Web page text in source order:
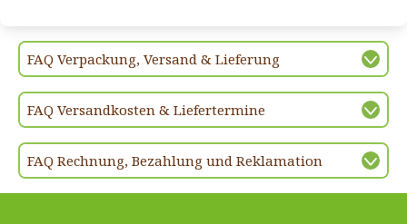
FAQ Verpackung, Versand & Lieferung
FAQ Versandkosten & Liefertermine
FAQ Rechnung, Bezahlung und Reklamation